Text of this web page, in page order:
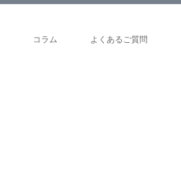
コラム よくあるご質問